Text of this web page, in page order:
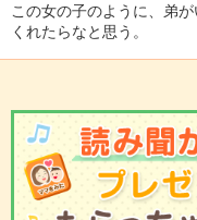
この女の子のように、弟
くれたらなと思う。